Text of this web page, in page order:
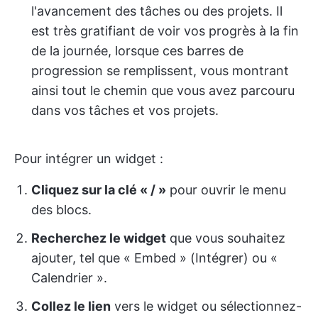
l'avancement des tâches ou des projets. Il
est très gratifiant de voir vos progrès à la fin
de la journée, lorsque ces barres de
progression se remplissent, vous montrant
ainsi tout le chemin que vous avez parcouru
dans vos tâches et vos projets.
Pour intégrer un widget :
Cliquez sur la clé « / » pour ouvrir le menu
des blocs.
Recherchez le widget que vous souhaitez
ajouter, tel que « Embed » (Intégrer) ou «
Calendrier ».
Collez le lien vers le widget ou sélectionnez-